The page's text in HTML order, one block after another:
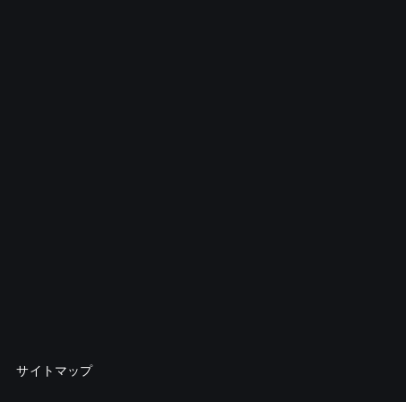
サイトマップ